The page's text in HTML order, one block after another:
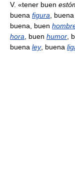
V. «tener buen
buena figura , buena
buena, buen
hora , buen humor ,
buena ley, buena